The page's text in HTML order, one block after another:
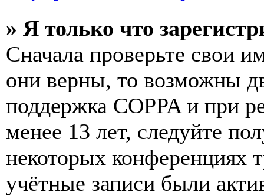
» Я только что
Сначала проверьте свои
они верны, то возможны
поддержка COPPA и при
менее 13 лет, следуйте
некоторых конференциях
учётные записи были